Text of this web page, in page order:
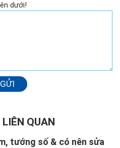
dưới!
GỬI
QUAN
tướng số & có nên sửa